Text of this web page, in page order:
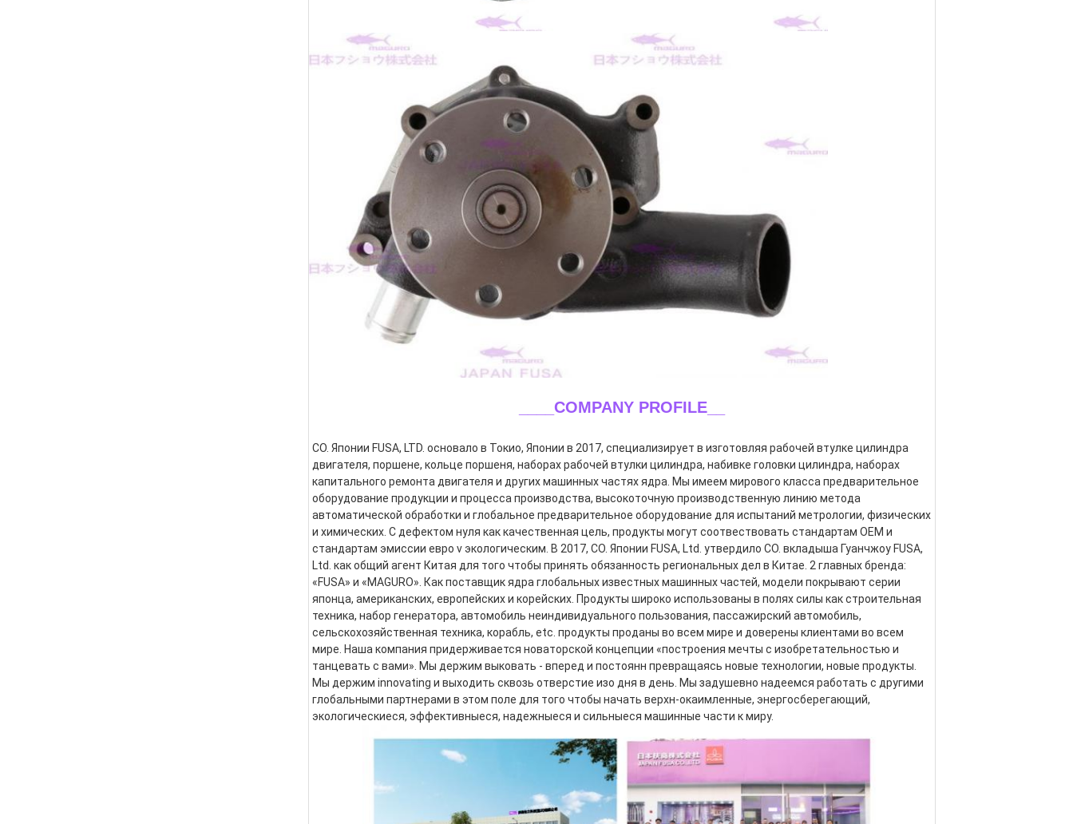
____COMPANY PROFILE__
CO. Японии FUSA, LTD. основало в Токио, Японии в 2017, специализирует в изготовляя рабочей втулке цилиндра
двигателя, поршене, кольце поршеня, наборах рабочей втулки цилиндра, набивке головки цилиндра, наборах
капитального ремонта двигателя и других машинных частях ядра. Мы имеем мирового класса предварительное
оборудование продукции и процесса производства, высокоточную производственную линию метода
автоматической обработки и глобальное предварительное оборудование для испытаний метрологии, физических
и химических. С дефектом нуля как качественная цель, продукты могут соотвествовать стандартам OEM и
стандартам эмиссии евро v экологическим. В 2017, CO. Японии FUSA, Ltd. утвердило CO. вкладыша Гуанчжоу FUSA,
Ltd. как общий агент Китая для того чтобы принять обязанность региональных дел в Китае. 2 главных бренда:
«FUSA» и «MAGURO». Как поставщик ядра глобальных известных машинных частей, модели покрывают серии
японца, американских, европейских и корейских. Продукты широко использованы в полях силы как строительная
техника, набор генератора, автомобиль неиндивидуального пользования, пассажирский автомобиль,
сельскохозяйственная техника, корабль, etc. продукты проданы во всем мире и доверены клиентами во всем
мире. Наша компания придерживается новаторской концепции «построения мечты с изобретательностью и
танцевать с вами». Мы держим выковать - вперед и постоянн превращаясь новые технологии, новые продукты.
Мы держим innovating и выходить сквозь отверстие изо дня в день. Мы задушевно надеемся работать с другими
глобальными партнерами в этом поле для того чтобы начать верхн-окаимленные, энергосберегающий,
экологическиеся, эффективныеся, надежныеся и сильныеся машинные части к миру.